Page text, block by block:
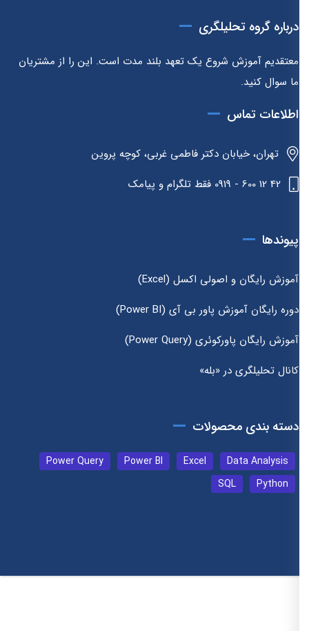
درباره گروه تحلیلگری
معتقدیم آموزش شروع یک تعهد بلند مدت است. این را از مشتریان
ما سوال کنید.
اطلاعات تماس
تهران، خیابان دکتر فاطمی غربی، کوچه پروین
پیوندها
آموزش رایگان و اصولی اکسل (Excel)
دوره رایگان آموزش پاور بی آی (Power BI)
آموزش رایگان پاورکوئری (Power Query)
کانال تحلیلگری در «بله»
دسته بندی محصولات
Data Analysis
Excel
Power BI
Power Query
Python
SQL